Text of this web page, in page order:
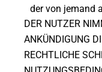
der von jemand
DER NUTZER
ANKÜNDIGUNG
RECHTLICHE